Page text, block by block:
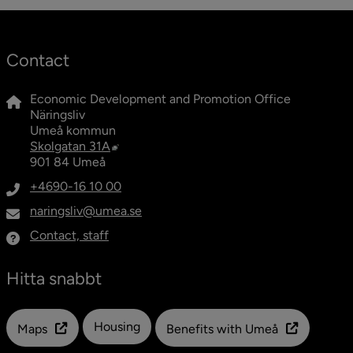
Contact
Economic Development and Promotion Office
Näringsliv
Umeå kommun
Skolgatan 31A External link, opens in new window.
901 84 Umeå
+4690-16 10 00
naringsliv@umea.se
Contact, staff
Hitta snabbt
Maps Länk till en annan webbplats
Housing Benefits with Umeå